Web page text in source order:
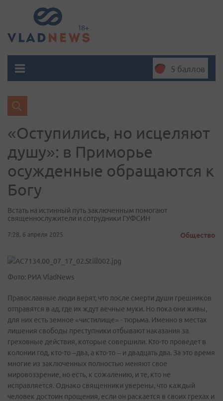
5 баллов
«Оступились, но исцеляют
душу»: в Приморье
осужденные обращаются к
Богу
Встать на истинный путь заключенным помогают
священнослужители и сотрудники ГУФСИН
7:28, 6 апреля 2025 Общество
Фото: РИА VladNews
Православные люди верят, что после смерти души грешников
отправятся в ад, где их ждут вечные муки. Но пока они живы,
для них есть земное «чистилище» - тюрьма. Именно в местах
лишения свободы преступники отбывают наказания за
греховные действия, которые совершили. Кто-то проведет в
колонии год, кто-то –два, а кто-то – и двадцать два. За это время
многие из заключенных полностью меняют свое
мировоззрение, но есть, к сожалению, и те, кто не
исправляется. Однако священники уверены, что каждый
человек достоин прощения, если он раскается в своих грехах и